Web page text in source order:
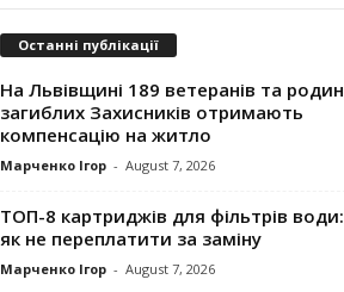
Останні публікації
На Львівщині 189 ветеранів та родин
загиблих Захисників отримають
компенсацію на житло
Марченко Ігор - August 7, 2026
ТОП-8 картриджів для фільтрів води:
як не переплатити за заміну
Марченко Ігор - August 7, 2026